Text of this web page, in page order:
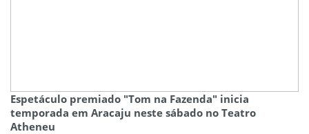
Espetáculo premiado "Tom na Fazenda" inicia
temporada em Aracaju neste sábado no Teatro
Atheneu